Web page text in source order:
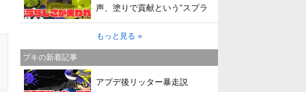
声、塗りで貢献という”スプラ
らしさ”は失われてしまうのか
もっと見る »
ブキの新着記事
アプデ後リッター暴走説